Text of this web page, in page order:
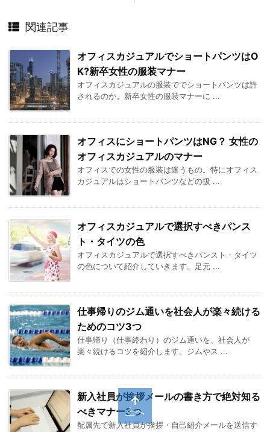
関連記事
オフィスカジュアルでショートパンツはO
K?新卒女性の服装マナー
オフィスカジュアルの服装ででショートパンツは許
されるのか。新卒女性の服装マナーに ...
オフィスにショートパンツはNG？ 女性の
オフィスカジュアルのマナー
オフィスでの女性の服装は迷うもの。特にオフィス
カジュアルはショートパンツなどの扱 ...
オフィスカジュアルで選択すべきパンス
ト・タイツの色
オフィスカジュアルで選択すべきパンスト・タイツ
の色について紹介していきます。足元 ...
仕事帰りのジム通いを社会人が楽々続ける
ためのコツ3つ
仕事帰り（仕事終わり）のジム通いを、社会人が
楽々続けるコツを紹介します。ジムやス ...
新入社員が挨拶メールの書き方で絶対知る
べきマナー3つ
配属先で新入社員が挨拶・自己紹介メールを送信す
上へ